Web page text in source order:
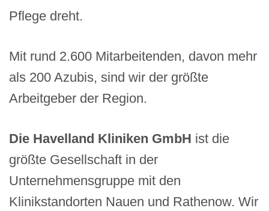
Pflege dreht.
Mit rund 2.600 Mitarbeitenden, davon mehr
als 200 Azubis, sind wir der größte
Arbeitgeber der Region.
Die Havelland Kliniken GmbH ist die
größte Gesellschaft in der
Unternehmensgruppe mit den
Klinikstandorten Nauen und Rathenow. Wir